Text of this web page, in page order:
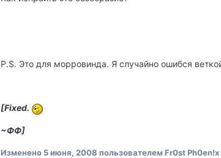
P.S. Это для морровинда. Я случайно ошибся
[Fixed.
~ФФ]
Изменено 5 июня, 2008 пользователем Fr0st Ph0en!x